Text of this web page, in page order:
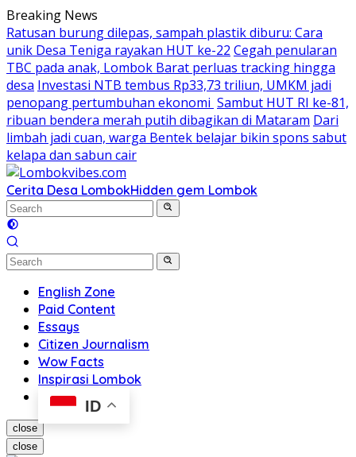
Skip
to
content
Breaking News
Ratusan burung dilepas, sampah plastik diburu: Cara
unik Desa Teniga rayakan HUT ke-22 Cegah penularan
TBC pada anak, Lombok Barat perluas tracking hingga
desa Investasi NTB tembus Rp33,73 triliun, UMKM jadi
penopang pertumbuhan ekonomi Sambut HUT RI ke-81,
ribuan bendera merah putih dibagikan di Mataram Dari
limbah jadi cuan, warga Bentek belajar bikin spons sabut
kelapa dan sabun cair
Cerita Desa LombokHidden gem Lombok
English Zone
Paid Content
Essays
Citizen Journalism
Wow Facts
Inspirasi Lombok
ID
close
close